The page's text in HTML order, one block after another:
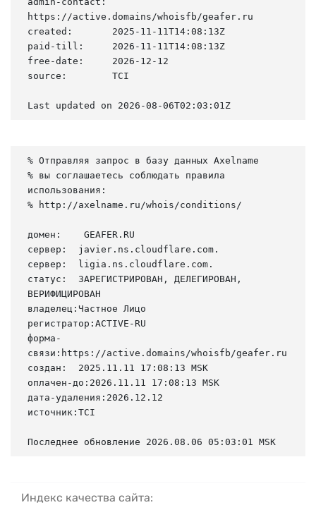
https://active.domains/whoisfb/geafer.ru
created:       2025-11-11T14:08:13Z
paid-till:     2026-11-11T14:08:13Z
free-date:     2026-12-12
source:        TCI
Last updated on 2026-08-06T02:03:01Z
% Отправляя запрос в базу данных Axelname
% вы соглашаетесь соблюдать правила
использования:
% http://axelname.ru/whois/conditions/
домен:    GEAFER.RU
сервер:  javier.ns.cloudflare.com.
сервер:  ligia.ns.cloudflare.com.
статус:  ЗАРЕГИСТРИРОВАН, ДЕЛЕГИРОВАН,
ВЕРИФИЦИРОВАН
владелец:Частное Лицо
регистратор:ACTIVE-RU
форма-
связи:https://active.domains/whoisfb/geafer.ru
создан:  2025.11.11 17:08:13 MSK
оплачен-до:2026.11.11 17:08:13 MSK
дата-удаления:2026.12.12
источник:TCI
Последнее обновление 2026.08.06 05:03:01 MSK
Индекс качества сайта: